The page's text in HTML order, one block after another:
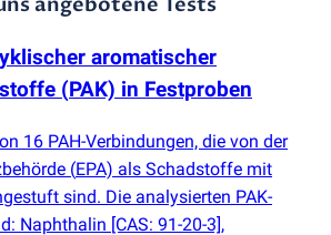
aromatischer
(PAK) in Festproben
16 PAH-Verbindungen, die von der
(EPA) als Schadstoffe mit
sind. Die analysierten PAK-
Naphthalin [CAS: 91-20-3],